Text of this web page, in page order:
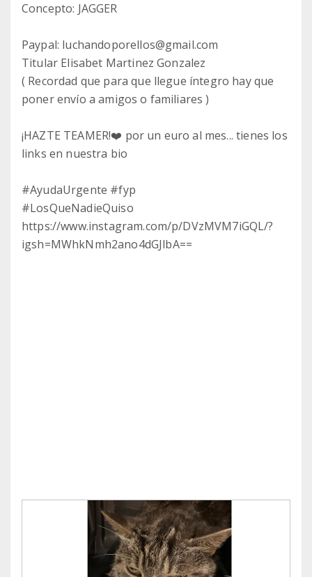
Concepto: JAGGER
Paypal: luchandoporellos@gmail.com
Titular Elisabet Martinez Gonzalez
( Recordad que para que llegue íntegro hay que
poner envío a amigos o familiares )
¡HAZTE TEAMER!❤️ por un euro al mes... tienes los
links en nuestra bio
#AyudaUrgente #fyp
#LosQueNadieQuiso
https://www.instagram.com/p/DVzMVM7iGQL/?
igsh=MWhkNmh2ano4dGJlbA==